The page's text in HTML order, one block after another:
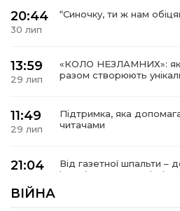
20:44
30 лип
“Синочку, ти ж нам
13:59
29 лип
«КОЛО НЕЗЛАМНИХ»: як
разом створюють
11:49
29 лип
Підтримка, яка
читачами
21:04
Від газетної шпальти –
історії Героїв
ВІЙНА